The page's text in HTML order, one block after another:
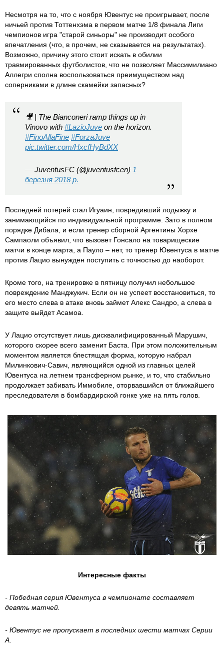
Несмотря на то, что с ноября Ювентус не проигрывает, после
ничьей против Тоттенхэма в первом матче 1/8 финала Лиги
чемпионов игра "старой синьоры" не производит особого
впечатления (что, в прочем, не сказывается на результатах).
Возможно, причину этого стоит искать в обилии
травмированных футболистов, что не позволяет Массимилиано
Аллегри сполна воспользоваться преимуществом над
соперниками в длине скамейки запасных?
🎥 | The Bianconeri ramp things up in
Vinovo with #LazioJuve on the horizon.
#FinoAllaFine #ForzaJuve
pic.twitter.com/HxcfHyBdXX
— JuventusFC (@juventusfcen) 1
березня 2018 р.
Последней потерей стал Игуаин, повредивший лодыжку и
занимающийся по индивидуальной программе. Зато в полном
порядке Дибала, и если тренер сборной Аргентины Хорхе
Сампаоли объявил, что вызовет Гонсало на товарищеские
матчи в конце марта, а Пауло – нет, то тренер Ювентуса в матче
против Лацио вынужден поступить с точностью до наоборот.
Кроме того, на тренировке в пятницу получил небольшое
повреждение Манджукич. Если он не успеет восстановиться, то
его место слева в атаке вновь займет Алекс Сандро, а слева в
защите выйдет Асамоа.
У Лацио отсутствует лишь дисквалифицированный Марушич,
которого скорее всего заменит Баста. При этом положительным
моментом является блестящая форма, которую набрал
Милинкович-Савич, являющийся одной из главных целей
Ювентуса на летнем трансферном рынке, и то, что стабильно
продолжает забивать Иммобиле, оторвавшийся от ближайшего
преследователя в бомбардирской гонке уже на пять голов.
Интересные факты
- Победная серия Ювентуса в чемпионате составляет
девять матчей.
- Ювентус не пропускает в последних шести матчах Серии
А.